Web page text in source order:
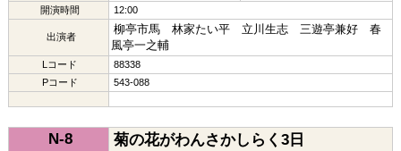
開演時間 12:00
出演者
柳亭市馬 林家たい平 立川生志 三遊亭兼好 春
風亭一之輔
Lコード
88338
Pコード
543-088
N-8 菊の花がわんさかしらく3日